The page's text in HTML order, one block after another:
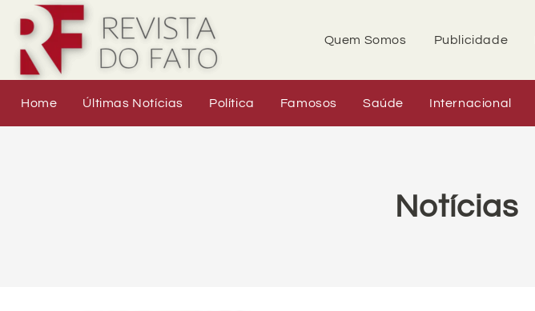
Quem Somos Publicidade
Home Últimas Notícias Política Famosos Saúde Internacional
Notícias